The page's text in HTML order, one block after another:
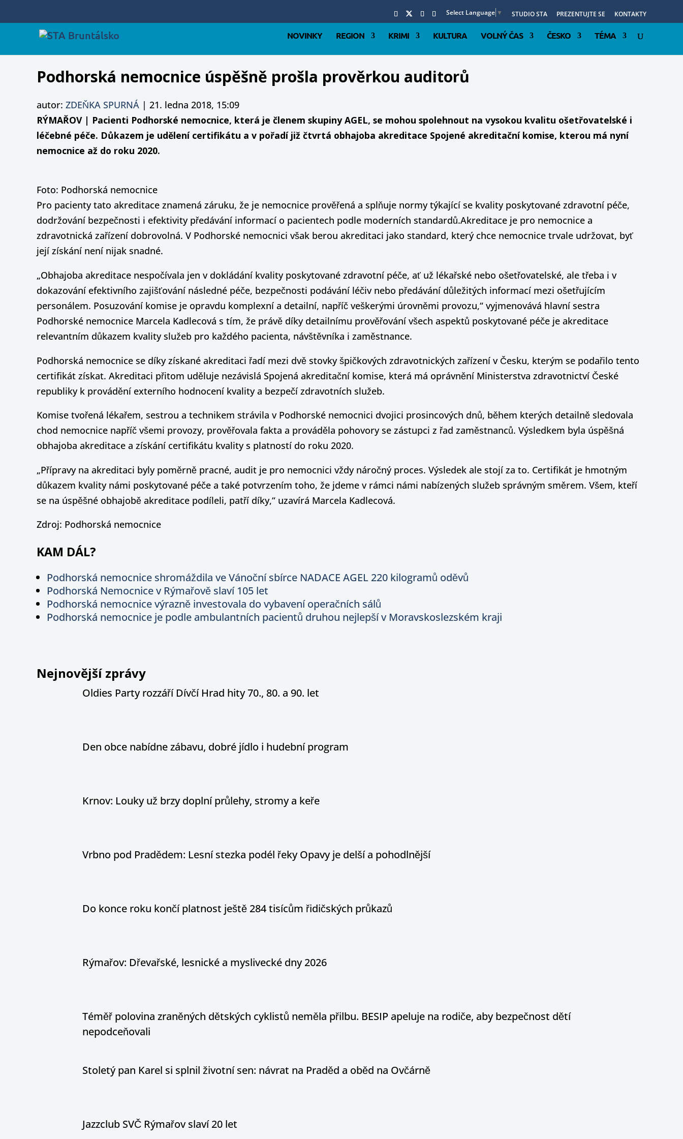
Select Language ▼ STUDIO STA PREZENTUJTE SE KONTAKTY
NOVINKY REGION KRIMI KULTURA VOLNÝ ČAS ČESKO TÉMA
Podhorská nemocnice úspěšně prošla prověrkou auditorů
autor: ZDEŇKA SPURNÁ | 21. ledna 2018, 15:09
RÝMAŘOV | Pacienti Podhorské nemocnice, která je členem skupiny AGEL, se mohou spolehnout na vysokou kvalitu ošetřovatelské i
léčebné péče. Důkazem je udělení certifikátu a v pořadí již čtvrtá obhajoba akreditace Spojené akreditační komise, kterou má nyní
nemocnice až do roku 2020.
Foto: Podhorská nemocnice
Pro pacienty tato akreditace znamená záruku, že je nemocnice prověřená a splňuje normy týkající se kvality poskytované zdravotní péče,
dodržování bezpečnosti i efektivity předávání informací o pacientech podle moderních standardů.Akreditace je pro nemocnice a
zdravotnická zařízení dobrovolná. V Podhorské nemocnici však berou akreditaci jako standard, který chce nemocnice trvale udržovat, byť
její získání není nijak snadné.
„Obhajoba akreditace nespočívala jen v dokládání kvality poskytované zdravotní péče, ať už lékařské nebo ošetřovatelské, ale třeba i v
dokazování efektivního zajišťování následné péče, bezpečnosti podávání léčiv nebo předávání důležitých informací mezi ošetřujícím
personálem. Posuzování komise je opravdu komplexní a detailní, napříč veškerými úrovněmi provozu,“ vyjmenovává hlavní sestra
Podhorské nemocnice Marcela Kadlecová s tím, že právě díky detailnímu prověřování všech aspektů poskytované péče je akreditace
relevantním důkazem kvality služeb pro každého pacienta, návštěvníka i zaměstnance.
Podhorská nemocnice se díky získané akreditaci řadí mezi dvě stovky špičkových zdravotnických zařízení v Česku, kterým se podařilo tento
certifikát získat. Akreditaci přitom uděluje nezávislá Spojená akreditační komise, která má oprávnění Ministerstva zdravotnictví České
republiky k provádění externího hodnocení kvality a bezpečí zdravotních služeb.
Komise tvořená lékařem, sestrou a technikem strávila v Podhorské nemocnici dvojici prosincových dnů, během kterých detailně sledovala
chod nemocnice napříč všemi provozy, prověřovala fakta a prováděla pohovory se zástupci z řad zaměstnanců. Výsledkem byla úspěšná
obhajoba akreditace a získání certifikátu kvality s platností do roku 2020.
„Přípravy na akreditaci byly poměrně pracné, audit je pro nemocnici vždy náročný proces. Výsledek ale stojí za to. Certifikát je hmotným
důkazem kvality námi poskytované péče a také potvrzením toho, že jdeme v rámci námi nabízených služeb správným směrem. Všem, kteří
se na úspěšné obhajobě akreditace podíleli, patří díky,“ uzavírá Marcela Kadlecová.
Zdroj: Podhorská nemocnice
KAM DÁL?
Podhorská nemocnice shromáždila ve Vánoční sbírce NADACE AGEL 220 kilogramů oděvů
Podhorská Nemocnice v Rýmařově slaví 105 let
Podhorská nemocnice výrazně investovala do vybavení operačních sálů
Podhorská nemocnice je podle ambulantních pacientů druhou nejlepší v Moravskoslezském kraji
Nejnovější zprávy
Oldies Party rozzáří Dívčí Hrad hity 70., 80. a 90. let
Den obce nabídne zábavu, dobré jídlo i hudební program
Krnov: Louky už brzy doplní průlehy, stromy a keře
Vrbno pod Pradědem: Lesní stezka podél řeky Opavy je delší a pohodlnější
Do konce roku končí platnost ještě 284 tisícům řidičských průkazů
Rýmařov: Dřevařské, lesnické a myslivecké dny 2026
Téměř polovina zraněných dětských cyklistů neměla přilbu. BESIP apeluje na rodiče, aby bezpečnost dětí
nepodceňovali
Stoletý pan Karel si splnil životní sen: návrat na Praděd a oběd na Ovčárně
Jazzclub SVČ Rýmařov slaví 20 let